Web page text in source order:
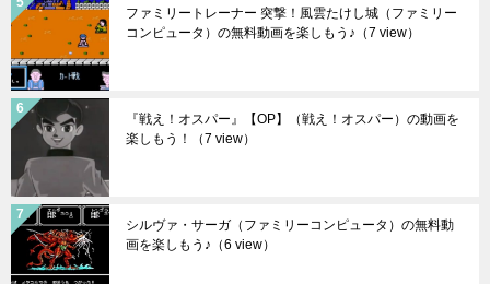
ファミリートレーナー 突撃！風雲たけし城（ファミリー
コンピュータ）の無料動画を楽しもう♪ （7 view）
『戦え！オスパー』【OP】（戦え！オスパー）の動画を
楽しもう！
（7 view）
シルヴァ・サーガ（ファミリーコンピュータ）の無料動
画を楽しもう♪ （6 view）